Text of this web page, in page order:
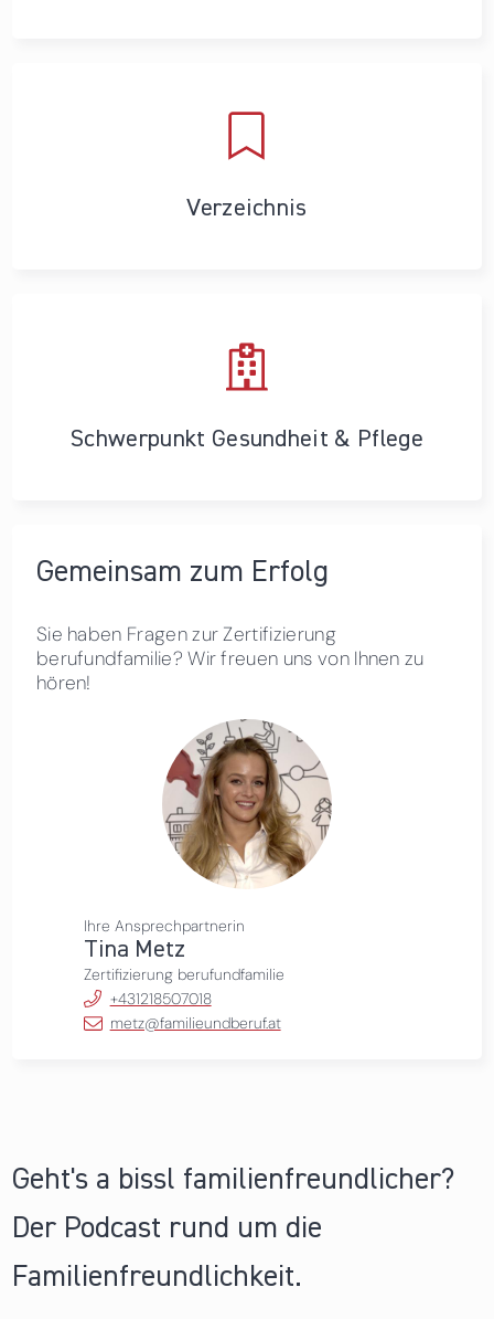
Verzeichnis
Schwerpunkt Gesundheit & Pflege
Gemeinsam zum Erfolg
Sie haben Fragen zur Zertifizierung
berufundfamilie? Wir freuen uns von Ihnen zu
hören!
Ihre Ansprechpartnerin
Tina Metz
Zertifizierung berufundfamilie
+431218507018
metz@familieundberuf.at
Geht's a bissl familienfreundlicher?
Der Podcast rund um die
Familienfreundlichkeit.